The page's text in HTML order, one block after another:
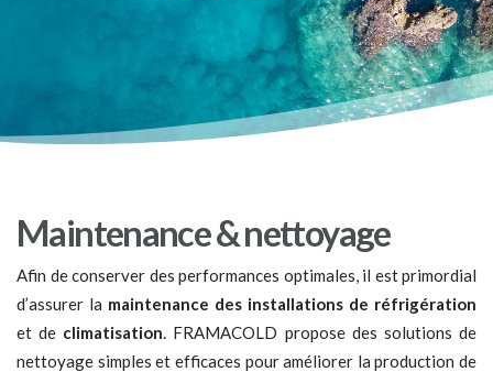
Maintenance & nettoyage
Afin de conserver des performances optimales, il est primordial
d’assurer la maintenance des installations de réfrigération
et de climatisation. FRAMACOLD propose des solutions de
nettoyage simples et efficaces pour améliorer la production de